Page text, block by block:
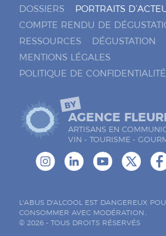
DOSSIERS PORTRAITS
COMPTE RENDU DE
RESSOURCES
DÉGUSTATION
MENTIONS LÉGALES
POLITIQUE DE CONFIDENTIALITÉ
BY
AGENCE
ARTISANS EN
VIN - TOURISME -
L'ABUS D'ALCOOL EST DANGEREUX
CONSOMMER AVEC MODÉRATION..
© 2026 - TOUS DROITS RÉSERVÉS